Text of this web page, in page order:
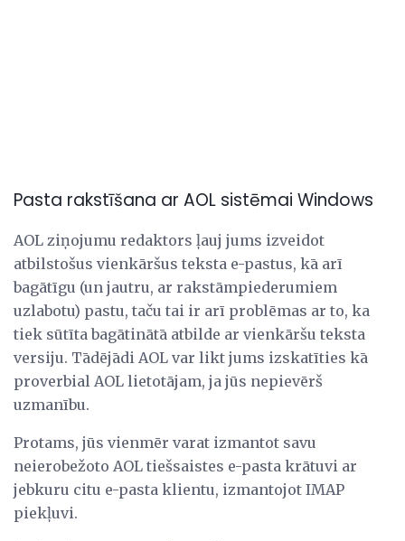
Pasta rakstīšana ar AOL sistēmai Windows
AOL ziņojumu redaktors ļauj jums izveidot
atbilstošus vienkāršus teksta e-pastus, kā arī
bagātīgu (un jautru, ar rakstāmpiederumiem
uzlabotu) pastu, taču tai ir arī problēmas ar to, ka
tiek sūtīta bagātinātā atbilde ar vienkāršu teksta
versiju. Tādējādi AOL var likt jums izskatīties kā
proverbial AOL lietotājam, ja jūs nepievērš
uzmanību.
Protams, jūs vienmēr varat izmantot savu
neierobežoto AOL tiešsaistes e-pasta krātuvi ar
jebkuru citu e-pasta klientu, izmantojot IMAP
piekļuvi.